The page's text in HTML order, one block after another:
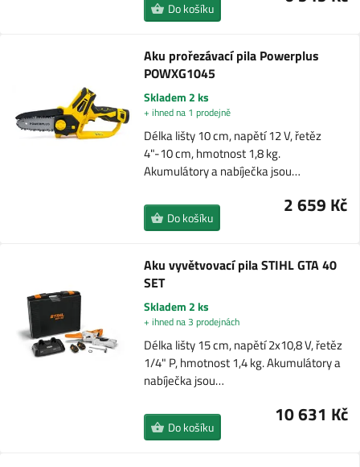
Do košíku
Aku prořezávací pila Powerplus
POWXG1045
Skladem 2 ks
+ ihned na 1 prodejně
Délka lišty 10 cm, napětí 12 V, řetěz
4"-10 cm, hmotnost 1,8 kg.
Akumulátory a nabíječka jsou…
2 659 Kč
Do košíku
Aku vyvětvovací pila STIHL GTA 40
SET
Skladem 2 ks
+ ihned na 3 prodejnách
Délka lišty 15 cm, napětí 2x10,8 V, řetěz
1/4" P, hmotnost 1,4 kg. Akumulátory a
nabíječka jsou…
10 631 Kč
Do košíku